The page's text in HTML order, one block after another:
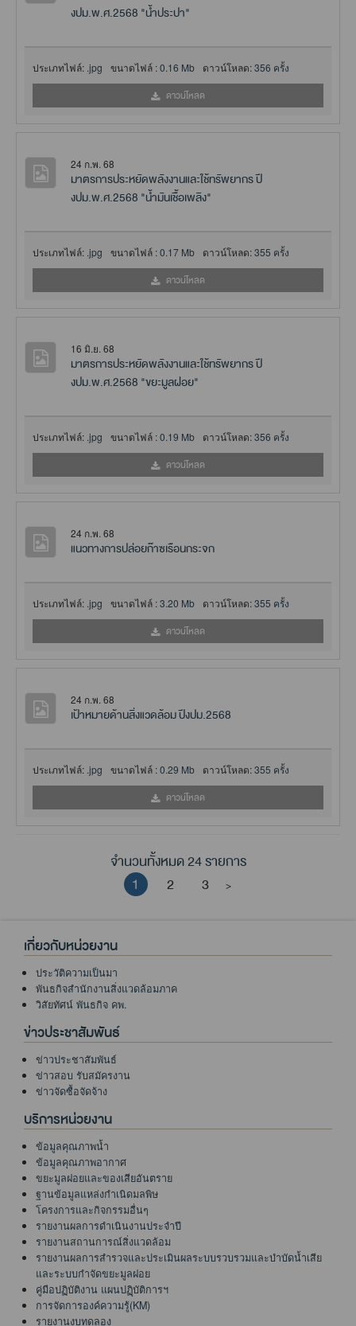
งปม.พ.ศ.2568 "น้ำประปา"
ประเภทไฟล์: .jpg ขนาดไฟล์ :0.16 Mb ดาวน์โหลด:356 ครั้ง
ดาวน์โหลด
24 ก.พ. 68
มาตรการประหยัดพลังงานและใช้ทรัพยากร ปี
งปม.พ.ศ.2568 "น้ำมันเชื้อเพลิง"
ประเภทไฟล์: .jpg ขนาดไฟล์ :0.17 Mb ดาวน์โหลด:355 ครั้ง
ดาวน์โหลด
16 มิ.ย. 68
มาตรการประหยัดพลังงานและใช้ทรัพยากร ปี
งปม.พ.ศ.2568 "ขยะมูลฝอย"
ประเภทไฟล์: .jpg ขนาดไฟล์ :0.19 Mb ดาวน์โหลด:356 ครั้ง
ดาวน์โหลด
24 ก.พ. 68
แนวทางการปล่อยก๊าซเรือนกระจก
ประเภทไฟล์: .jpg ขนาดไฟล์ :3.20 Mb ดาวน์โหลด:355 ครั้ง
ดาวน์โหลด
24 ก.พ. 68
เป้าหมายด้านสิ่งแวดล้อม ปีงปม.2568
ประเภทไฟล์: .jpg ขนาดไฟล์ :0.29 Mb ดาวน์โหลด:355 ครั้ง
ดาวน์โหลด
จำนวนทั้งหมด 24 รายการ
1
2 3 >
เกี่ยวกับหน่วยงาน
ประวัติความเป็นมา
พันธกิจสำนักงานสิ่งแวดล้อมภาค
วิสัยทัศน์ พันธกิจ คพ.
ข่าวประชาสัมพันธ์
ข่าวประชาสัมพันธ์
ข่าวสอบ รับสมัครงาน
ข่าวจัดซื้อจัดจ้าง
บริการหน่วยงาน
ข้อมูลคุณภาพน้ำ
ข้อมูลคุณภาพอากาศ
ขยะมูลฝอยและของเสียอันตราย
ฐานข้อมูลแหล่งกำเนิดมลพิษ
โครงการและกิจกรรมอื่นๆ
รายงานผลการดำเนินงานประจำปี
รายงานสถานการณ์สิ่งแวดล้อม
รายงานผลการสำรวจและประเมินผลระบบรวบรวมและบำบัดน้ำเสีย
และระบบกำจัดขยะมูลฝอย
คู่มือปฏิบัติงาน แผนปฏฺิบัติการฯ
การจัดการองค์ความรู้(KM)
รายงานงบทดลอง